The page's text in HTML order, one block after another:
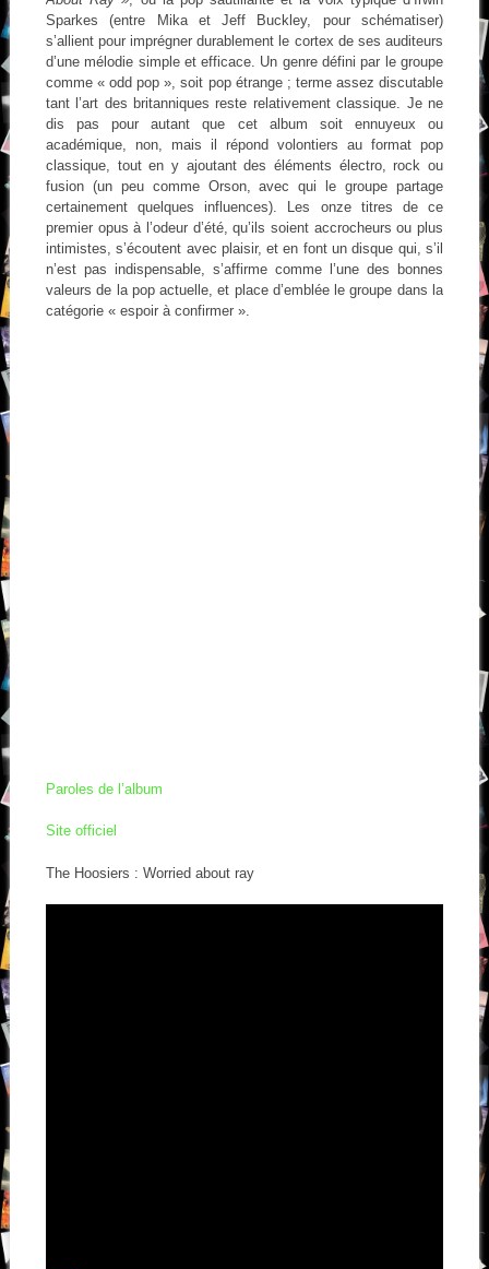
Sparkes (entre Mika et Jeff Buckley, pour schématiser)
s’allient pour imprégner durablement le cortex de ses auditeurs
d’une mélodie simple et efficace. Un genre défini par le groupe
comme « odd pop », soit pop étrange ; terme assez discutable
tant l’art des britanniques reste relativement classique. Je ne
dis pas pour autant que cet album soit ennuyeux ou
académique, non, mais il répond volontiers au format pop
classique, tout en y ajoutant des éléments électro, rock ou
fusion (un peu comme Orson, avec qui le groupe partage
certainement quelques influences). Les onze titres de ce
premier opus à l’odeur d’été, qu’ils soient accrocheurs ou plus
intimistes, s’écoutent avec plaisir, et en font un disque qui, s’il
n’est pas indispensable, s’affirme comme l’une des bonnes
valeurs de la pop actuelle, et place d’emblée le groupe dans la
catégorie « espoir à confirmer ».
Paroles de l’album
Site officiel
The Hoosiers : Worried about ray